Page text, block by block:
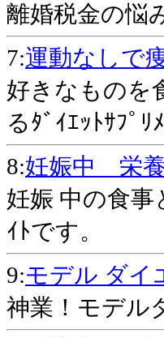
離婚税金の悩
7:運動なしで
好きなものを
るﾀﾞｲｴｯﾄｻﾌﾟ
8:妊娠中 栄
妊娠 中の食
ｲﾄです。
9:モデル ダイ
神業！モデル